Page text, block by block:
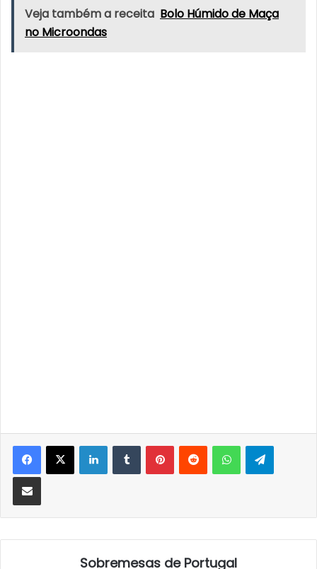
Veja também a receita Bolo Húmido de Maça
no Microondas
LinkedInTumblrPinterestReddit WhatsApp
Partilhar Via Email
Sobremesas de Portugal